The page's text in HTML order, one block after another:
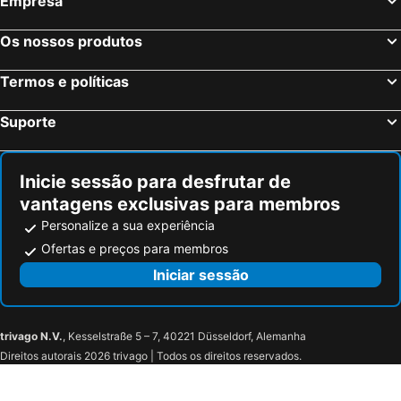
Carregal do Sal, pet friendly hotels
Caramulo, pet friendly hotels
Os nossos produtos
Termos e políticas
Suporte
Inicie sessão para desfrutar de
vantagens exclusivas para membros
Personalize a sua experiência
Ofertas e preços para membros
Iniciar sessão
trivago N.V., Kesselstraße 5 – 7, 40221 Düsseldorf, Alemanha
Direitos autorais 2026 trivago | Todos os direitos reservados.